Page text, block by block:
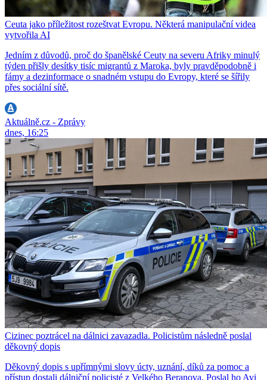
Ceuta jako příležitost rozeštvat Evropu. Některá manipulační videa
vytvořila AI
Jedním z důvodů, proč do španělské Ceuty na severu Afriky minulý
týden přišly desítky tisíc migrantů z Maroka, byly pravděpodobně i
fámy a dezinformace o snadném vstupu do Evropy, které se šířily
přes sociální sítě.
Aktuálně.cz - Zprávy
dnes, 16:25
Cizinec poztrácel na dálnici zavazadla. Policistům následně poslal
děkovný dopis
Děkovný dopis s upřímnými slovy úcty, uznání, díků za pomoc a
přístup dostali dálniční policisté z Velkého Beranova. Poslal ho Avi